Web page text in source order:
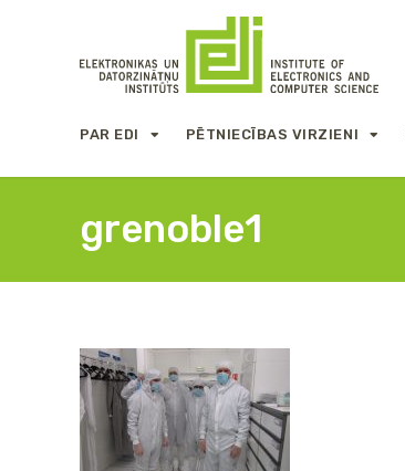
PAR EDI PĒTNIECĪBAS VIRZIENI
grenoble1